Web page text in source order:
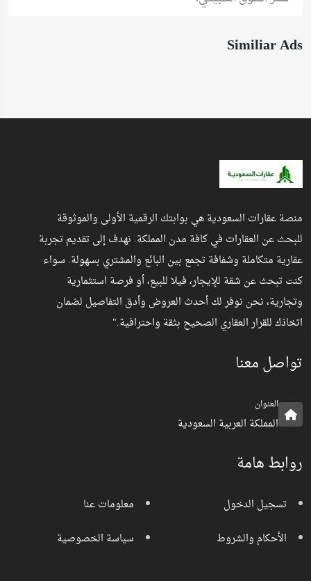
Similiar Ads
منصة عقارات السعودية هي بوابتك الرقمية الأولى والموثوقة
للبحث عن العقارات في كافة مدن المملكة. نهدف إلى تقديم تجربة
عقارية متكاملة وشفافة تجمع بين البائع والمشتري بسهولة. سواء
كنت تبحث عن شقة للإيجار، فيلا للبيع، أو فرصة استثمارية
وتجارية، نحن نوفر لك أحدث العروض وأدق التفاصيل لضمان
اتخاذك للقرار العقاري الصحيح بثقة واحترافية."
تواصل معنا
العنوان
المملكة العربية السعودية
روابط هامة
تسجيل الدخول
الأحكام والشروط
معلومات عنا
سياسة الخصوصية